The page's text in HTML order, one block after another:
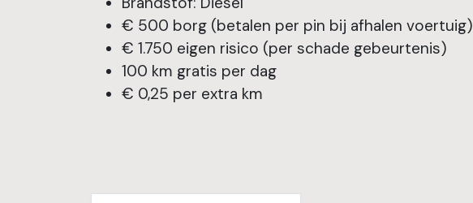
€ 500 borg (betalen per pin bij afhalen voertuig)
€ 1.750 eigen risico (per schade gebeurtenis)
100 km gratis per dag
€ 0,25 per extra km